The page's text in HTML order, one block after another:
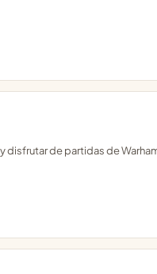
disfrutar de partidas de